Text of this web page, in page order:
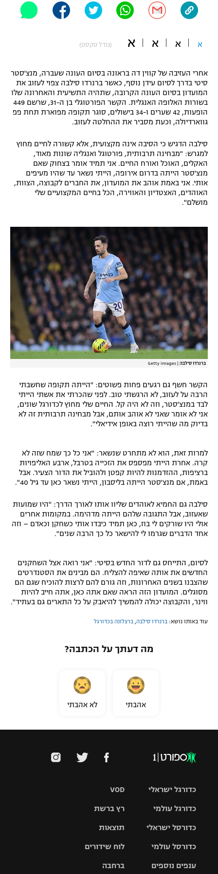
"מחצית בשכונה" – פודקאסט
משתתפים וזוכים בפרסים
תקנון משתתפים וזוכים בפרסים
תקנון עבור פעילות אלקטרה
תקנון עבור פעילות ספורט 1 – "מרלן"
טניס
גיימינג E-Sports
תנאי שימוש
מדיניות פרטיות
תקנון פעילות ספורט 1
רשיון להקרנה פומבית לבית עסק
הצטרפות לחבילת הערוצים
לוח דרושים – ג'ובנט
תגיות
המגזין
אופניים
ספורט מוטורי
פוטבול אמריקאי NFL
בייסבול MLB
אומנויות לחימה
גיימינג E-Sports
א א א א (גודל טקסט)
אחרי העזיבה של קווין דה בראונה בסיום העונה שעברה, מנצ'סטר
סיטי בדרך לסיום עידן נוסף, כאשר ברנרדו סילבה צפוי לעזוב את
המועדון בסיום העונה הקרובה, שתהיה התשיעית והאחרונה שלו
בשורות האלופה האנגלית. הקשר הפורטוגלי בן ה-31, שרשם 449
הופעות, 42 שערים ו-34 בישולים, סוגר תקופה מפוארת תחת פפ
גווארדיולה, וכעת מסביר את ההחלטה לעזוב.
סילבה הדגיש כי הסיבה אינה מקצועית, אלא קשורה לחיים מחוץ
למגרש: "מבחינה תרבותית, פורטוגל ואנגליה שונות מאוד,
האקלים, האוכל ואורח החיים. אני תמיד אומר בצחוק שאם
מנצ'סטר הייתה בדרום אירופה, הייתי נשאר עד שהיו מעיפים
אותי. אני באמת אוהב את המועדון, את החברים לקבוצה, הצוות,
האוהדים, האצטדיון והאווירה, הכל בחיים המקצועיים שלי
מושלם".
ברנרדו סילבה Getty images
הקשר חשף גם רגעים פחות פשוטים: "הייתה תקופה שחשבתי
הרבה על לעזוב, לא הרגשתי טוב. לפני שהכרתי את אשתי הייתי
לבד במנצ'סטר, וזה לא היה קל. החיים שלי מחוץ לכדורגל שונים,
אני לא אומר שאני לא אוהב אותם, אבל מבחינה תרבותית זה לא
בדיוק מה שהייתי רוצה באופן אידיאלי".
למרות זאת, הוא לא מתחרט שנשאר: "אני כל כך שמח שזה לא
קרה. אחרת הייתי מפספס את הזכייה בטרבל, ארבע האליפויות
ברציפות, ההזדמנות להיות קפטן ולהוביל את הדור הצעיר. אבל
באמת, אם מנצ'סטר הייתה בליסבון, הייתי נשאר כאן עד גיל 40".
סילבה גם החמיא לאוהדים שליוו אותו לאורך הדרך: "היו שמועות
שאעזוב, אבל התגובה שלהם הייתה מדהימה. במקומות אחרים
אולי היו שורקים לי בוז, כאן תמיד כיבדו אותי כשחקן וכאדם – וזה
אחד הדברים שגרמו לי להישאר כל כך הרבה שנים".
לסיום, התייחס גם לדור החדש בסיטי: "אני רואה אצל השחקנים
החדשים את אותה שאיפה להצליח. הם מבינים את הסטנדרטים
שהצבנו בשנים האחרונות, וזה גורם להם לרצות להוכיח שגם הם
מסוגלים. המועדון הזה הראה שאם אתה כאן, אתה חייב להיות
ווינר, והקבוצה יכולה להמשיך להיאבק על כל התארים גם בעתיד".
עוד באותו נושא: ברנרדו סילבה ברצלונה בכדורגל
מה דעתך על הכתבה?
אהבתי לא אהבתי
VOD
רץ ברשת
תוצאות
לוח שידורים
ברחבה
כדורגל ישראלי
גביע הטוטו
כדורגל עולמי
האלופות
ליגה
כדורסל ישראלי
סל
כדורסל עולמי
ענפים נוספים